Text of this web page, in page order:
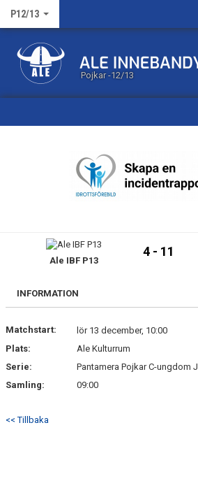
P12/13
Pojkar -12/13
BILDGALLERI
DOKUMENT
Ale IBF P13
4 - 11
INFORMATION
Matchstart:
lör 13 december, 10:00
Plats:
Ale Kulturrum
Serie:
Pantamera Pojkar C-ungdom J
Samling:
09:00
<< Tillbaka